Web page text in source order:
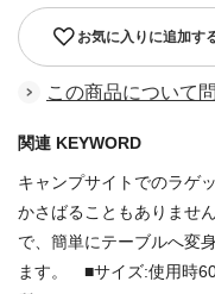
お気に入りに追加す
この商品について
関連 KEYWORD
キャンプサイトでのラゲ
かさばることもありませ
で、簡単にテーブルへ変
ます。 ■サイズ:使用時